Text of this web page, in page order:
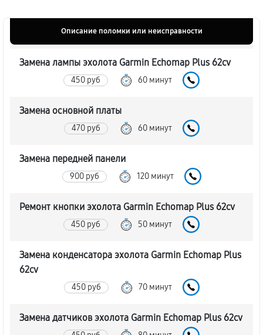
Описание поломки или неисправности
Замена лампы эхолота Garmin Echomap Plus 62cv
450 руб 60 минут
Замена основной платы
470 руб 60 минут
Замена передней панели
900 руб 120 минут
Ремонт кнопки эхолота Garmin Echomap Plus 62cv
450 руб 50 минут
Замена конденсатора эхолота Garmin Echomap Plus
62cv
450 руб 70 минут
Замена датчиков эхолота Garmin Echomap Plus 62cv